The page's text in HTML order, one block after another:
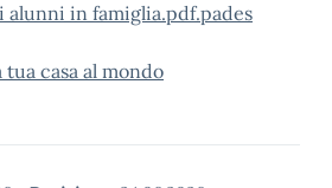
alunni in famiglia.pdf.pades
casa al mondo